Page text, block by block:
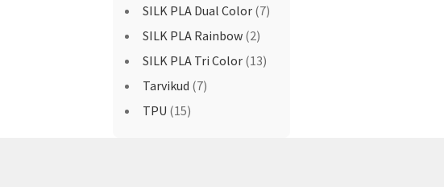
SILK PLA Dual Color (7)
SILK PLA Rainbow (2)
SILK PLA Tri Color (13)
Tarvikud (7)
TPU (15)